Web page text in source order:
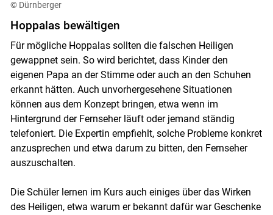
© Dürnberger
Hoppalas bewältigen
Für mögliche Hoppalas sollten die falschen Heiligen
gewappnet sein. So wird berichtet, dass Kinder den
eigenen Papa an der Stimme oder auch an den Schuhen
erkannt hätten. Auch unvorhergesehene Situationen
können aus dem Konzept bringen, etwa wenn im
Hintergrund der Fernseher läuft oder jemand ständig
telefoniert. Die Expertin empfiehlt, solche Probleme konkret
anzusprechen und etwa darum zu bitten, den Fernseher
auszuschalten.
Die Schüler lernen im Kurs auch einiges über das Wirken
des Heiligen, etwa warum er bekannt dafür war Geschenke